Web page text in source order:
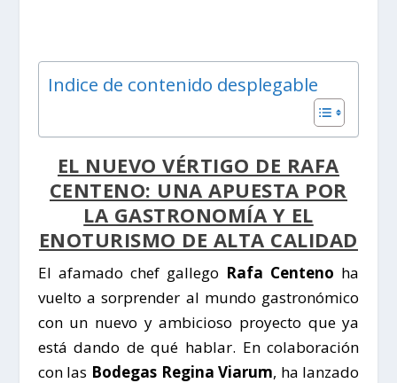
Indice de contenido desplegable
EL NUEVO VÉRTIGO DE RAFA
CENTENO: UNA APUESTA POR
LA GASTRONOMÍA Y EL
ENOTURISMO DE ALTA CALIDAD
El afamado chef gallego Rafa Centeno ha
vuelto a sorprender al mundo gastronómico
con un nuevo y ambicioso proyecto que ya
está dando de qué hablar. En colaboración
con las Bodegas Regina Viarum, ha lanzado